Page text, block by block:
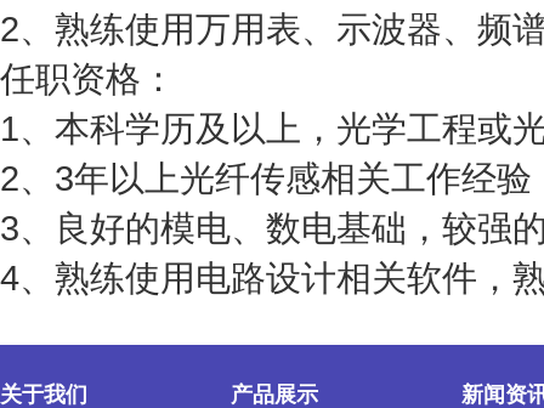
2、熟练使用万用表、示波器、频
任职资格：
1、本科学历及以上，光学工程或
2、3年以上光纤传感相关工作经验
3、良好的模电、数电基础，较强
4、熟练使用电路设计相关软件，
关于我们 产品展示 新闻资